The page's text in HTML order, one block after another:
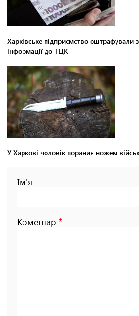
Харківське підприємство оштрафували
інформації до ТЦК
У Харкові чоловік поранив ножем
Ім'я
Коментар